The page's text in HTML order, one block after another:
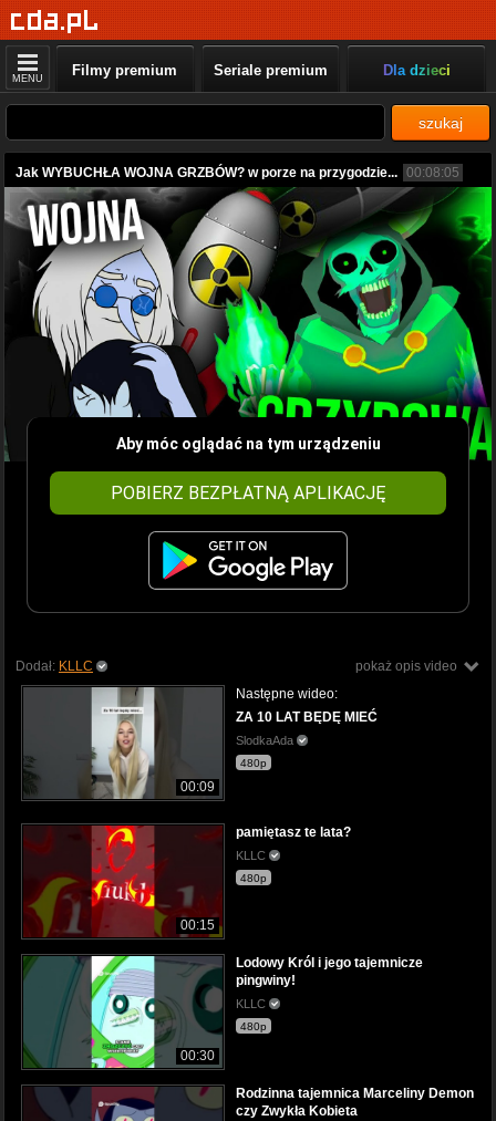
MENU Filmy premium Seriale premium Dla dzieci
szukaj
Jak WYBUCHŁA WOJNA GRZBÓW? w porze na przygodzie... 00:08:05
Aby móc oglądać na tym urządzeniu
POBIERZ BEZPŁATNĄ APLIKACJĘ
pokaż opis video
Dodał: KLLC
00:09
Następne wideo:
ZA 10 LAT BĘDĘ MIEĆ
SlodkaAda
480p
00:15
pamiętasz te lata?
KLLC
480p
00:30
Lodowy Król i jego tajemnicze
pingwiny!
KLLC
480p
Rodzinna tajemnica Marceliny Demon
czy Zwykła Kobieta